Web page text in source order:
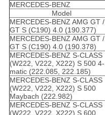
MERCEDES-BENZ
Model
MERCEDES-BENZ AMG GT /
GT S (C190) 4.0 (190.377)
MERCEDES-BENZ AMG GT /
GT S (C190) 4.0 (190.378)
MERCEDES-BENZ S-CLASS
(W222, V222, X222) S 500 4-
matic (222.085, 222.185)
MERCEDES-BENZ S-CLASS
(W222, V222, X222) S 500
Maybach (222.982)
MERCEDES-BENZ S-CLASS
(W222, V222, X222) S 600